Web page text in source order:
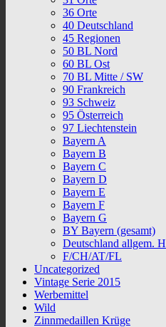
36 Orte
40 Deutschland
45 Regionen
50 BL Nord
60 BL Ost
70 BL Mitte / SW
90 Frankreich
93 Schweiz
95 Österreich
97 Liechtenstein
Bayern A
Bayern B
Bayern C
Bayern D
Bayern E
Bayern F
Bayern G
BY Bayern (gesamt)
Deutschland allgem. H
F/CH/AT/FL
Uncategorized
Vintage Serie 2015
Werbemittel
Wild
Zinnmedaillen Krüge